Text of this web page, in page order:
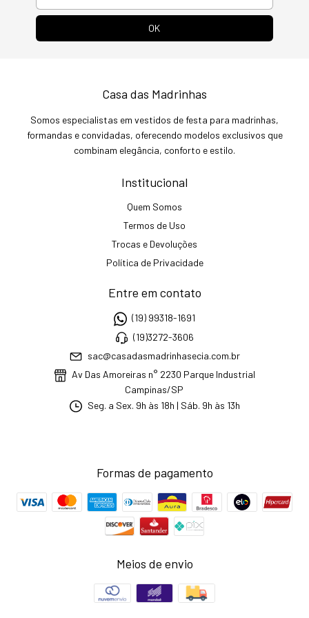
Casa das Madrinhas
Somos especialistas em vestidos de festa para madrinhas,
formandas e convidadas, oferecendo modelos exclusivos que
combinam elegância, conforto e estilo.
Institucional
Quem Somos
Termos de Uso
Trocas e Devoluções
Política de Privacidade
Entre em contato
(19) 99318-1691
(19)3272-3606
sac@casadasmadrinhasecia.com.br
Av Das Amoreiras n° 2230 Parque Industrial
Campinas/SP
Seg. a Sex. 9h às 18h | Sáb. 9h às 13h
Formas de pagamento
Meios de envio